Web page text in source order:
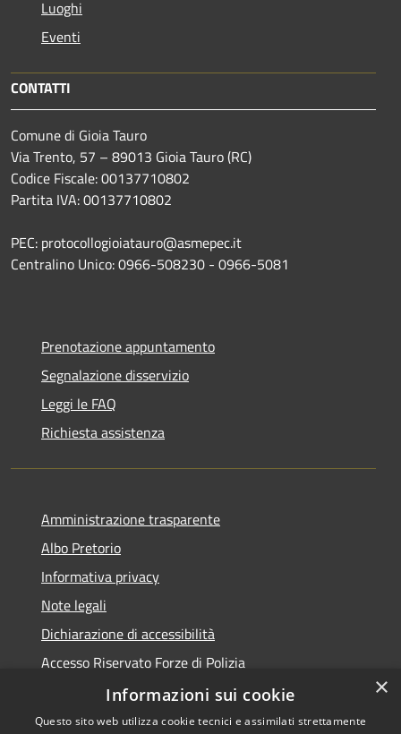
Luoghi
Eventi
CONTATTI
Comune di Gioia Tauro
Via Trento, 57 – 89013 Gioia Tauro (RC)
Codice Fiscale: 00137710802
Partita IVA: 00137710802
PEC: protocollogioiatauro@asmepec.it
Centralino Unico: 0966-508230 - 0966-5081
Prenotazione appuntamento
Segnalazione disservizio
Leggi le FAQ
Richiesta assistenza
Amministrazione trasparente
Albo Pretorio
Informativa privacy
Note legali
Dichiarazione di accessibilità
Accesso Riservato Forze di Polizia
Archivio vecchio sito
×
Informazioni sui cookie
Questo sito web utilizza cookie tecnici e assimilati strettamente